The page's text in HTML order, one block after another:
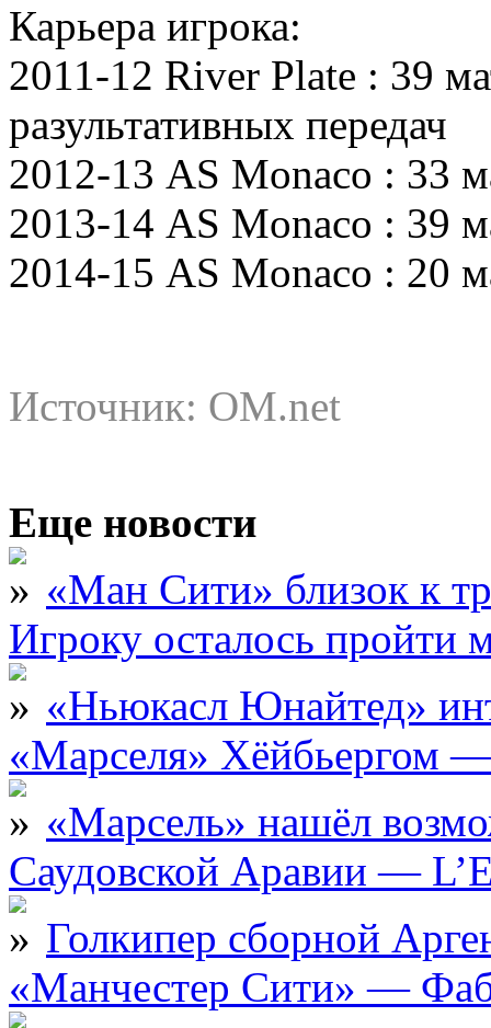
Карьера игрока:
2011-12 River Plate : 39
разультативных передач
2012-13 AS Monaco : 33
2013-14 AS Monaco : 39
2014-15 AS Monaco : 20
Источник: OM.net
Еще новости
«Ман Сити» близок к
Игроку осталось
«Ньюкасл Юнайтед»
«Марселя» Хёйбьергом
«Марсель» нашёл
Саудовской Аравии —
Голкипер сборной
«Манчестер Сити» —